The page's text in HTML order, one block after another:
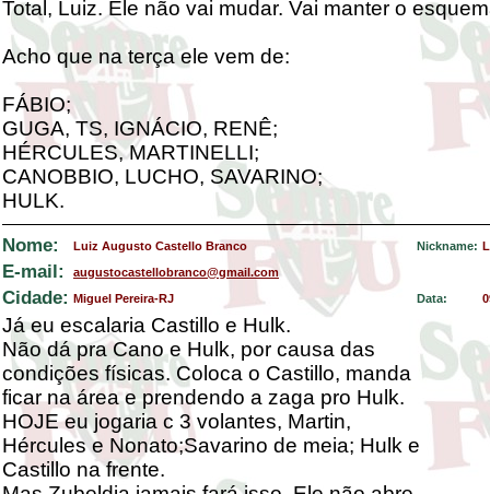
Total, Luiz. Ele não vai mudar. Vai manter o
Acho que na terça ele vem de:
FÁBIO;
GUGA, TS, IGNÁCIO, RENÊ;
HÉRCULES, MARTINELLI;
CANOBBIO, LUCHO, SAVARINO;
HULK.
Nome: Luiz Augusto Castello Branco Nickname:
E-mail: augustocastellobranco@gmail.com
Cidade: Miguel Pereira-RJ Data:
Já eu escalaria Castillo e Hulk.
Não dá pra Cano e Hulk, por causa das
condições físicas. Coloca o Castillo, manda
ficar na área e prendendo a zaga pro Hulk.
HOJE eu jogaria c 3 volantes, Martin,
Hércules e Nonato;Savarino de meia; Hulk e
Castillo na frente.